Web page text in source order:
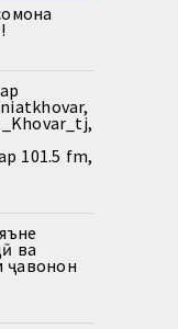
101.5 fm,
ва
ҷавонон